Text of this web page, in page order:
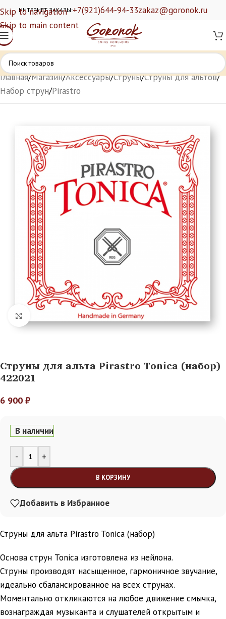
Skip to navigation
Skip to main content
ИНТЕРНЕТ ЗАКАЗЫ:+7(921)644-94-33zakaz@goronok.ru
Главная/Магазин/Аксессуары/Струны/Струны для альтов/
Набор струн/Pirastro
Нажмите, чтобы увеличить
Струны для альта Pirastro Tonica (набор)
422021
6 900 ₽
В наличии
- +
В КОРЗИНУ
Alternative:
Добавить в Избранное
Струны для альта Pirastro Tonica (набор)
Основа струн Tonica изготовлена из нейлона.
Струны производят насыщенное, гармоничное звучание,
идеально сбалансированное на всех струнах.
Моментально откликаются на любое движение смычка,
вознаграждая музыканта и слушателей открытым и